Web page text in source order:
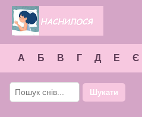
А Б В Г Д Е Є
Шукати